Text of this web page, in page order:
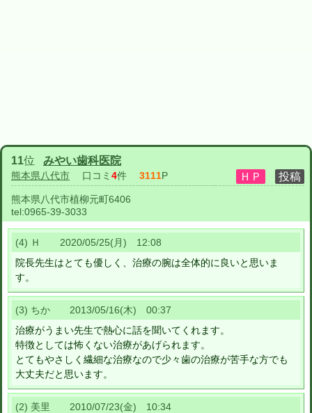
11位 みやい歯科医院
熊本県八代市 口コミ 4件 3111P
熊本県八代市植柳元町6406
tel:0965-39-3033
(4) Ｈ 2020/05/25(月) 12:08
院長先生はとても優しく、治療の腕は全体的に良いと思いま
す。
(3) ちか 2013/05/16(木) 00:37
治療がうまい先生で熱心に話を聞いてくれます。
特徴としては怖くない治療があげられます。
とてもやさしく繊細な治療なので少々歯の治療が苦手な方でも
大丈夫だと思います。
(2) 美里 2010/07/23(金) 10:34